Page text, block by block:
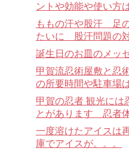
ントや効能や使い方
ももの汗や股汗 足
たいに 股汗問題の
誕生日のお皿のメッ
甲賀流忍術屋敷と忍
の所要時間や駐車場
甲賀の忍者 観光には
とがあります 忍者
一度溶けたアイスは
庫でアイスが。。。